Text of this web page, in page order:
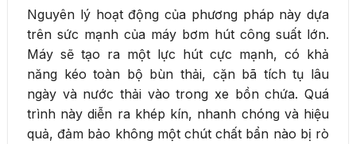
Nguyên lý hoạt động của phương pháp này dựa
trên sức mạnh của máy bơm hút công suất lớn.
Máy sẽ tạo ra một lực hút cực mạnh, có khả
năng kéo toàn bộ bùn thải, cặn bã tích tụ lâu
ngày và nước thải vào trong xe bồn chứa. Quá
trình này diễn ra khép kín, nhanh chóng và hiệu
quả, đảm bảo không một chút chất bẩn nào bị rò